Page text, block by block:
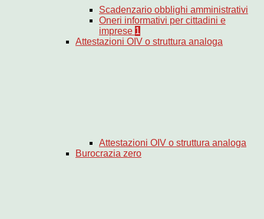
Scadenzario obblighi amministrativi
Oneri informativi per cittadini e
imprese 1
Attestazioni OIV o struttura analoga
Attestazioni OIV o struttura analoga
Burocrazia zero